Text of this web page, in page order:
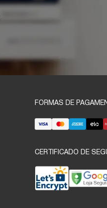
FORMAS DE
CERTIFICADO DE